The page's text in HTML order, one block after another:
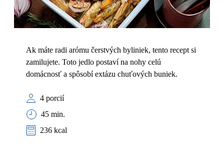
Ak máte radi arómu čerstvých byliniek, tento recept si
zamilujete. Toto jedlo postaví na nohy celú
domácnosť a spôsobí extázu chuťových buniek.
4 porcií
45 min.
236 kcal